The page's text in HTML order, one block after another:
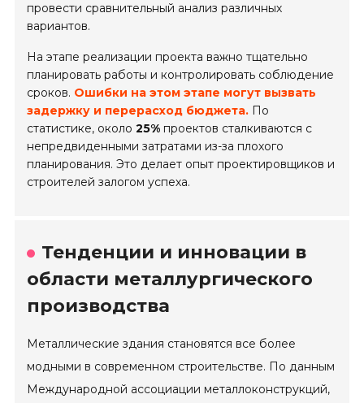
провести сравнительный анализ различных
вариантов.
На этапе реализации проекта важно тщательно
планировать работы и контролировать соблюдение
сроков. Ошибки на этом этапе могут вызвать
задержку и перерасход бюджета. По
статистике, около25% проектов сталкиваются с
непредвиденными затратами из-за плохого
планирования. Это делает опыт проектировщиков и
строителей залогом успеха.
Тенденции и инновации в
области металлургического
производства
Металлические здания становятся все более
модными в современном строительстве. По данным
Международной ассоциации металлоконструкций,